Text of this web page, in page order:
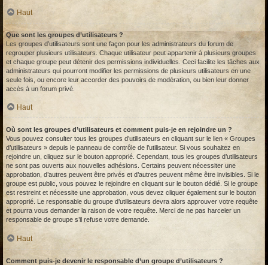
Haut
Que sont les groupes d’utilisateurs ?
Les groupes d’utilisateurs sont une façon pour les administrateurs du forum de
regrouper plusieurs utilisateurs. Chaque utilisateur peut appartenir à plusieurs groupes
et chaque groupe peut détenir des permissions individuelles. Ceci facilite les tâches aux
administrateurs qui pourront modifier les permissions de plusieurs utilisateurs en une
seule fois, ou encore leur accorder des pouvoirs de modération, ou bien leur donner
accès à un forum privé.
Haut
Où sont les groupes d’utilisateurs et comment puis-je en rejoindre un ?
Vous pouvez consulter tous les groupes d’utilisateurs en cliquant sur le lien « Groupes
d’utilisateurs » depuis le panneau de contrôle de l’utilisateur. Si vous souhaitez en
rejoindre un, cliquez sur le bouton approprié. Cependant, tous les groupes d’utilisateurs
ne sont pas ouverts aux nouvelles adhésions. Certains peuvent nécessiter une
approbation, d’autres peuvent être privés et d’autres peuvent même être invisibles. Si le
groupe est public, vous pouvez le rejoindre en cliquant sur le bouton dédié. Si le groupe
est restreint et nécessite une approbation, vous devez cliquer également sur le bouton
approprié. Le responsable du groupe d’utilisateurs devra alors approuver votre requête
et pourra vous demander la raison de votre requête. Merci de ne pas harceler un
responsable de groupe s’il refuse votre demande.
Haut
Comment puis-je devenir le responsable d’un groupe d’utilisateurs ?